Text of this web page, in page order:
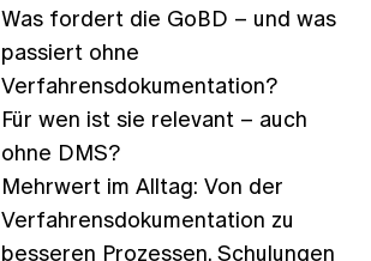
Was fordert die GoBD – und was
passiert ohne
Verfahrensdokumentation?
Für wen ist sie relevant – auch
ohne DMS?
Mehrwert im Alltag: Von der
Verfahrensdokumentation zu
besseren Prozessen, Schulungen